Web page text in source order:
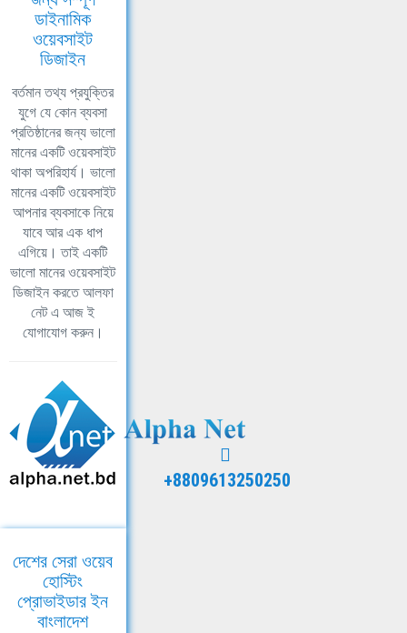
ডাইনামিক
ওয়েবসাইট
ডিজাইন
বর্তমান তথ্য প্রযুক্তির
যুগে যে কোন ব্যবসা
প্রতিষ্ঠানের জন্য ভালো
মানের একটি ওয়েবসাইট
থাকা অপরিহার্য। ভালো
মানের একটি ওয়েবসাইট
আপনার ব্যবসাকে নিয়ে
যাবে আর এক ধাপ
এগিয়ে। তাই একটি
ভালো মানের ওয়েবসাইট
ডিজাইন করতে আলফা
নেট এ আজ ই
যোগাযোগ করুন।
+8809613250250
দেশের সেরা ওয়েব
হোস্টিং
প্রোভাইডার ইন
বাংলাদেশ